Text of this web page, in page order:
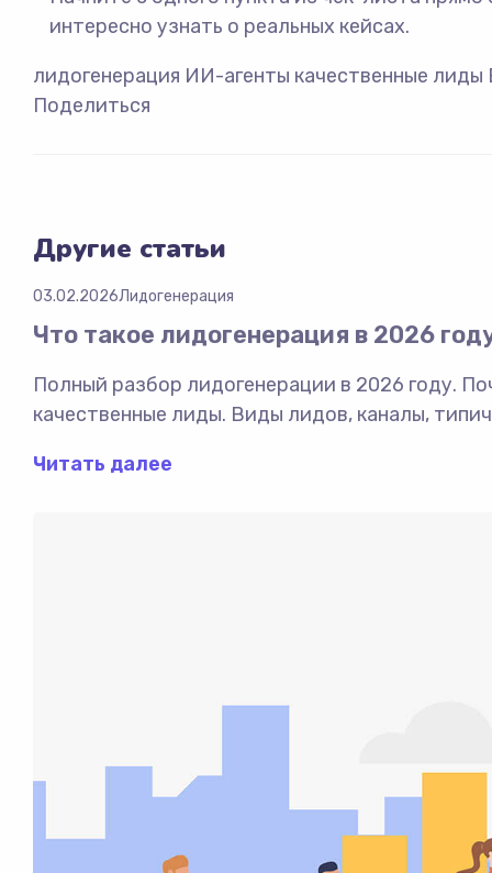
интересно узнать о реальных кейсах.
лидогенерация ИИ-агенты качественные лиды
Поделиться
Другие статьи
03.02.2026Лидогенерация
Что такое лидогенерация в 2026
Полный разбор лидогенерации в 2026 году.
качественные лиды. Виды лидов, каналы,
Читать далее